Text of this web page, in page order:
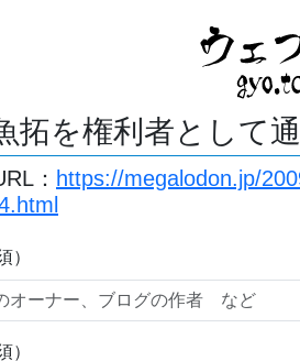
拓を権利者として
： https://megalodon.jp/
）
）